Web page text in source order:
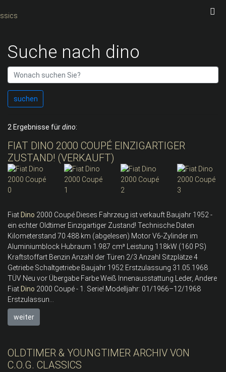
Suche nach dino
suchen
2 Ergebnisse fürdino:
FIAT DINO 2000 COUPÉ EINZIGARTIGER
ZUSTAND! (VERKAUFT)
Fiat Dino 2000 Coupé Dieses Fahrzeug ist verkauft Baujahr 1952 -
ein echter Oldtimer Einzigartiger Zustand! Technische Daten
Kilometerstand 70.488 km (abgelesen) Motor V6-Zylinder im
Aluminiumblock Hubraum 1.987 cm³ Leistung 118kW (160 PS)
Kraftstoffart Benzin Anzahl der Türen 2/3 Anzahl Sitzplätze 4
Getriebe Schaltgetriebe Baujahr 1952 Erstzulassung 31.05.1968
TÜV Neu vor Übergabe Farbe Weiß Innenausstattung Leder, Andere
Fiat Dino 2000 Coupé - 1. Serie! Modelljahr: 01/1966–12/1968
Erstzulassun...
weiter
OLDTIMER & YOUNGTIMER ARCHIV VON
C.O.G. CLASSICS